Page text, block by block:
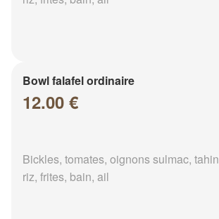
Bowl falafel ordinaire
12.00 €
Bickles, tomates, oignons sulmac,
riz, frites, bain, ail